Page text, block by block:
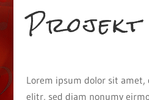
Projekt
Lorem ipsum dolor sit amet,
elitr, sed diam nonumy